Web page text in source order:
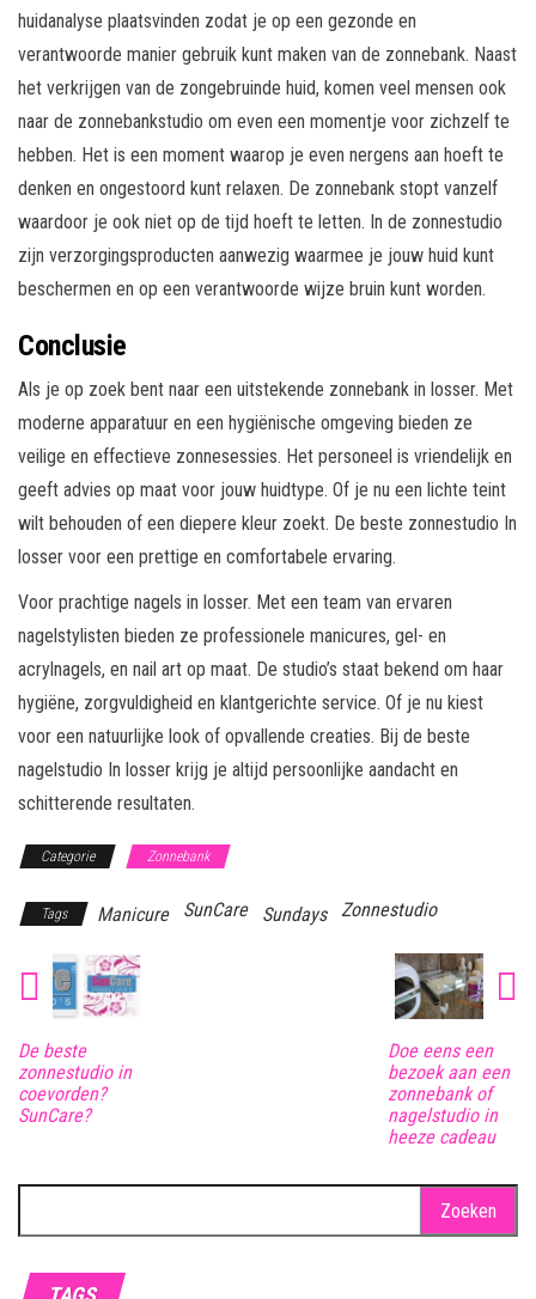
huidanalyse plaatsvinden zodat je op een gezonde en
verantwoorde manier gebruik kunt maken van de zonnebank. Naast
het verkrijgen van de zongebruinde huid, komen veel mensen ook
naar de zonnebankstudio om even een momentje voor zichzelf te
hebben. Het is een moment waarop je even nergens aan hoeft te
denken en ongestoord kunt relaxen. De zonnebank stopt vanzelf
waardoor je ook niet op de tijd hoeft te letten. In de zonnestudio
zijn verzorgingsproducten aanwezig waarmee je jouw huid kunt
beschermen en op een verantwoorde wijze bruin kunt worden.
Conclusie
Als je op zoek bent naar een uitstekende zonnebank in losser. Met
moderne apparatuur en een hygiënische omgeving bieden ze
veilige en effectieve zonnesessies. Het personeel is vriendelijk en
geeft advies op maat voor jouw huidtype. Of je nu een lichte teint
wilt behouden of een diepere kleur zoekt. De beste zonnestudio In
losser voor een prettige en comfortabele ervaring.
Voor prachtige nagels in losser. Met een team van ervaren
nagelstylisten bieden ze professionele manicures, gel- en
acrylnagels, en nail art op maat. De studio’s staat bekend om haar
hygiëne, zorgvuldigheid en klantgerichte service. Of je nu kiest
voor een natuurlijke look of opvallende creaties. Bij de beste
nagelstudio In losser krijg je altijd persoonlijke aandacht en
schitterende resultaten.
Categorie Zonnebank
Tags Manicure SunCare Sundays Zonnestudio
De beste
zonnestudio in
coevorden?
SunCare?
Doe eens een
bezoek aan een
zonnebank of
nagelstudio in
heeze cadeau
naar: